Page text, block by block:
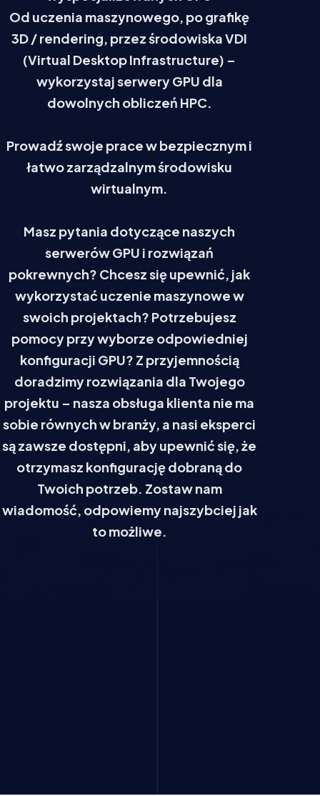
Od uczenia maszynowego, po grafikę
3D / rendering, przez środowiska VDI
(Virtual Desktop Infrastructure) –
wykorzystaj serwery GPU dla
dowolnych obliczeń HPC.
Prowadź swoje prace w bezpiecznym i
łatwo zarządzalnym środowisku
wirtualnym.
Masz pytania dotyczące naszych
serwerów GPU i rozwiązań
pokrewnych? Chcesz się upewnić, jak
wykorzystać uczenie maszynowe w
swoich projektach? Potrzebujesz
pomocy przy wyborze odpowiedniej
konfiguracji GPU? Z przyjemnością
doradzimy rozwiązania dla Twojego
projektu – nasza obsługa klienta nie ma
sobie równych w branży, a nasi eksperci
są zawsze dostępni, aby upewnić się, że
otrzymasz konfigurację dobraną do
Twoich potrzeb. Zostaw nam
wiadomość, odpowiemy najszybciej jak
to możliwe.